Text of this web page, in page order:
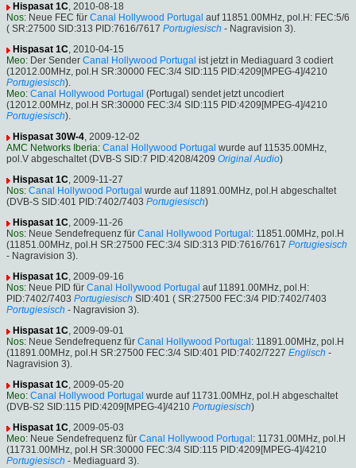
Hispasat 1C, 2010-08-18
Nos: Neue FEC für Canal Hollywood Portugal auf 11851.00MHz, pol.H: FEC:5/6
( SR:27500 SID:313 PID:7616/7617 Portugiesisch - Nagravision 3).
Hispasat 1C, 2010-04-15
Meo: Der Sender Canal Hollywood Portugal ist jetzt in Mediaguard 3 codiert
(12012.00MHz, pol.H SR:30000 FEC:3/4 SID:115 PID:4209[MPEG-4]/4210
Portugiesisch).
Meo: Canal Hollywood Portugal (Portugal) sendet jetzt uncodiert
(12012.00MHz, pol.H SR:30000 FEC:3/4 SID:115 PID:4209[MPEG-4]/4210
Portugiesisch).
Hispasat 30W-4, 2009-12-02
AMC Networks Iberia: Canal Hollywood Portugal wurde auf 11535.00MHz,
pol.V abgeschaltet (DVB-S SID:7 PID:4208/4209 Original Audio)
Hispasat 1C, 2009-11-27
Nos: Canal Hollywood Portugal wurde auf 11891.00MHz, pol.H abgeschaltet
(DVB-S SID:401 PID:7402/7403 Portugiesisch)
Hispasat 1C, 2009-11-26
Nos: Neue Sendefrequenz für Canal Hollywood Portugal : 11851.00MHz, pol.H
(11851.00MHz, pol.H SR:27500 FEC:3/4 SID:313 PID:7616/7617 Portugiesisch
- Nagravision 3).
Hispasat 1C, 2009-09-16
Nos: Neue PID für Canal Hollywood Portugal auf 11891.00MHz, pol.H:
PID:7402/7403 Portugiesisch SID:401 ( SR:27500 FEC:3/4 PID:7402/7403
Portugiesisch - Nagravision 3).
Hispasat 1C, 2009-09-01
Nos: Neue Sendefrequenz für Canal Hollywood Portugal : 11891.00MHz, pol.H
(11891.00MHz, pol.H SR:27500 FEC:3/4 SID:401 PID:7402/7227 Englisch -
Nagravision 3).
Hispasat 1C, 2009-05-20
Meo: Canal Hollywood Portugal wurde auf 11731.00MHz, pol.H abgeschaltet
(DVB-S2 SID:115 PID:4209[MPEG-4]/4210 Portugiesisch)
Hispasat 1C, 2009-05-03
Meo: Neue Sendefrequenz für Canal Hollywood Portugal : 11731.00MHz, pol.H
(11731.00MHz, pol.H SR:30000 FEC:3/4 SID:115 PID:4209[MPEG-4]/4210
Portugiesisch - Mediaguard 3).